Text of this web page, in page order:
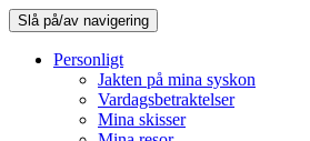
Slå på/av navigering
Personligt
Jakten på mina syskon
Vardagsbetraktelser
Mina skisser